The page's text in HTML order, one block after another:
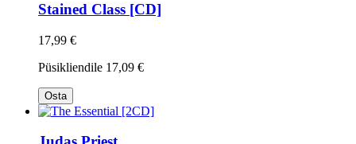
Stained Class [CD]
17,99 €
Püsikliendile 17,09 €
Osta